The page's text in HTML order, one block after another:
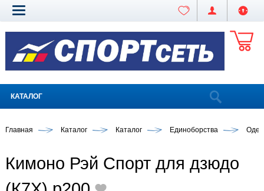
КАТАЛОГ
Главная Каталог Каталог Единоборства
Кимоно Рэй Спорт для дзюдо